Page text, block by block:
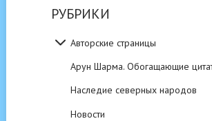
РУБРИКИ
Авторские страницы
Арун Шарма. Обогащающие
Наследие северных народов
Новости